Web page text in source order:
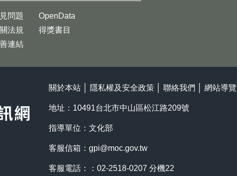
問題
法規
連結
OpenData
得獎書目
關於本站 隱私權及安全政策 聯絡我們 網站導覽
地址：10491台北市中山區松江路209號
指導單位：文化部
客服信箱： gpi@moc.gov.tw
客服電話：：02-2518-0207 分機22